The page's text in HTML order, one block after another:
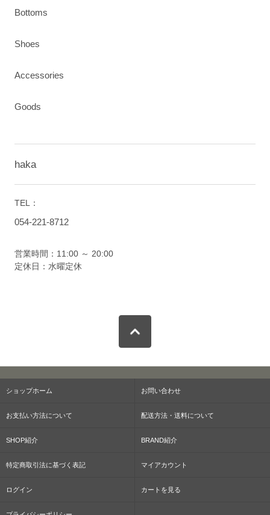
Bottoms
Shoes
Accessories
Goods
haka
TEL：
054-221-8712
営業時間：11:00 ～ 20:00
定休日：水曜定休
ショップホーム お問い合わせ
お支払い方法について 配送方法・送料について
SHOP紹介 BRAND紹介
特定商取引法に基づく表記 マイアカウント
ログイン カートを見る